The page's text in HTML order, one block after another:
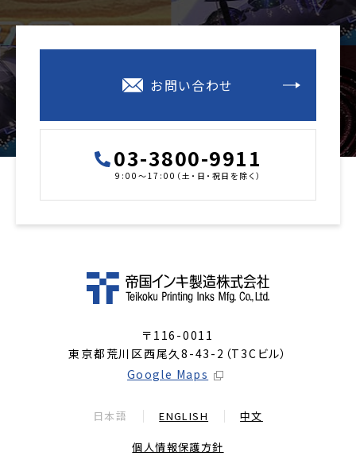
お問い合わせ
03-3800-9911
9:00～17:00（土・日・祝日を除く）
〒116-0011
東京都荒川区西尾久8-43-2（T3Cビル）
Google Maps
日本語 ENGLISH 中文
個人情報保護方針